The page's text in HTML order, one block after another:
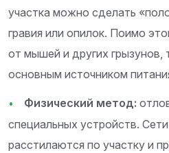
участка можно сделать
гравия или опилок. Поимо
от мышей и других грызунов,
основным источником
Физический метод:
специальных устройств.
расстилаются по участку и